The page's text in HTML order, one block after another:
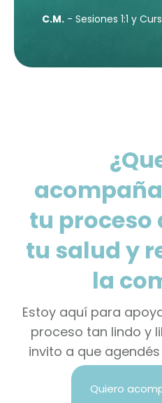
C.M. - Sesiones 1:1 y
tu proceso
tu salud y
la
Estoy aquí para
proceso tan lindo y
invito a que agendés
Quiero